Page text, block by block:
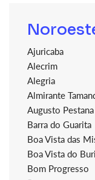
Ajuricaba
Alecrim
Alegria
Almirante
Augusto Pestana
Barra do Guarita
Boa Vista das
Boa Vista do
Bom Progresso